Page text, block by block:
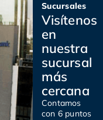
Sucursales
Visítenos
en
nuestra
sucursal
más
cercana
Contamos
con 6 puntos